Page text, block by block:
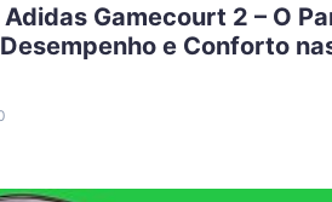
Gamecourt 2 – O
e Conforto